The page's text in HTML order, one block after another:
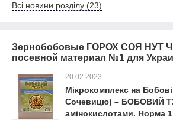
Всі новини розділу (23)
Зернобобовые ГОРОХ СОЯ НУТ
посевной материал №1 для
20.02.2023
Мікрокомплекс на
Сочевицю) – БОБОВИЙ
амінокислотами. Норма